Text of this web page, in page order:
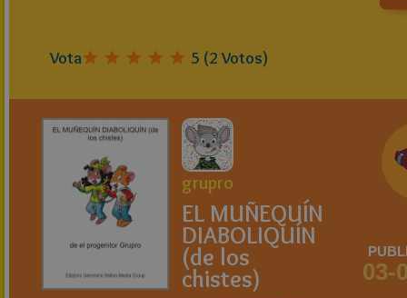
Vota 5 (2Votos)
grupro
EL MUÑEQUÍN
DIABOLIQUÍN
(de los
chistes) 03-